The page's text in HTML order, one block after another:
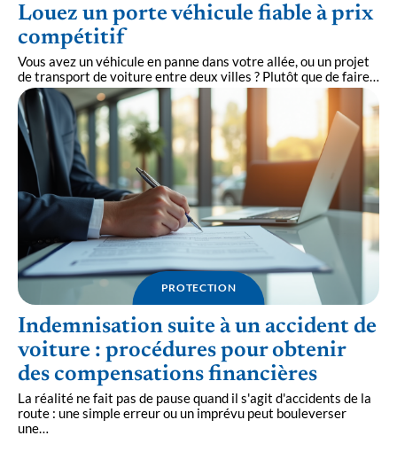
Louez un porte véhicule fiable à prix
compétitif
Vous avez un véhicule en panne dans votre allée, ou un projet
de transport de voiture entre deux villes ? Plutôt que de faire…
PROTECTION
Indemnisation suite à un accident de
voiture : procédures pour obtenir
des compensations financières
La réalité ne fait pas de pause quand il s'agit d'accidents de la
route : une simple erreur ou un imprévu peut bouleverser
une…